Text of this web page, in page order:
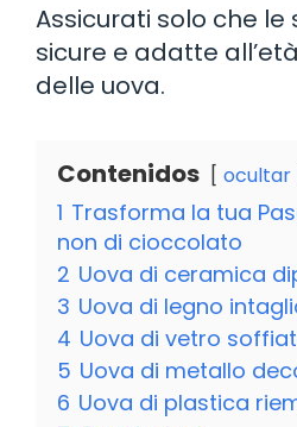
Assicurati solo che le
sicure e adatte
delle uova.
Contenidos ocultar
1 Trasforma la tua
non di cioccolato
2 Uova di ceramica
3 Uova di legno
4 Uova di vetro
5 Uova di metallo
6 Uova di plastica